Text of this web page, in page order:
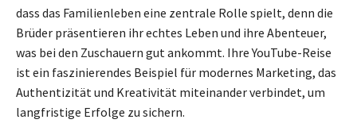
dass das Familienleben eine zentrale Rolle spielt, denn die
Brüder präsentieren ihr echtes Leben und ihre Abenteuer,
was bei den Zuschauern gut ankommt. Ihre YouTube-Reise
ist ein faszinierendes Beispiel für modernes Marketing, das
Authentizität und Kreativität miteinander verbindet, um
langfristige Erfolge zu sichern.